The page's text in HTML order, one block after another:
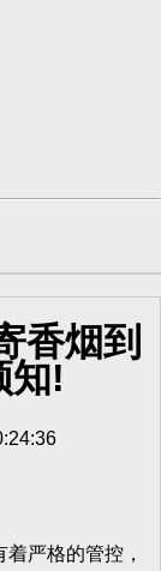
香烟到
知!
严格的管控，